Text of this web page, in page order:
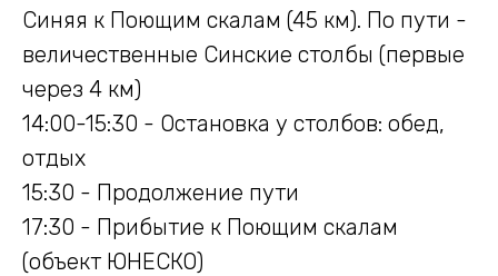
Синяя к Поющим скалам (45 км). По пути -
величественные Синские столбы (первые
через 4 км)
14:00-15:30 - Остановка у столбов: обед,
отдых
15:30 - Продолжение пути
17:30 - Прибытие к Поющим скалам
(объект ЮНЕСКО)